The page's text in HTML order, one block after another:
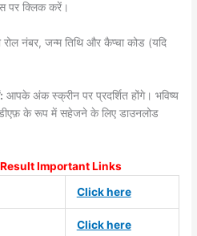
पर क्लिक करें।
रोल नंबर, जन्म तिथि और कैप्चा कोड (यदि
आपके अंक स्क्रीन पर प्रदर्शित होंगे। भविष्य
के रूप में सहेजने के लिए डाउनलोड
Result Important Links
Click here
Click here